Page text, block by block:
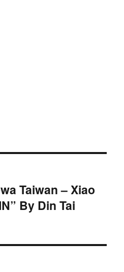
Taiwan – Xiao
By Din Tai